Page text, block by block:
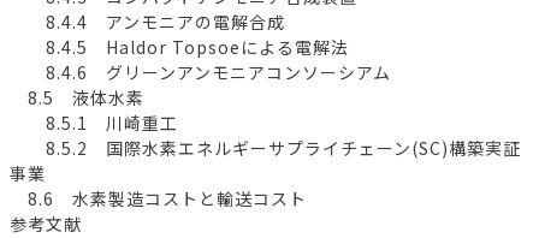
8.4.4 アンモニアの電解合成
8.4.5 Haldor Topsoeによる電解法
8.4.6 グリーンアンモニアコンソーシアム
8.5 液体水素
8.5.1 川崎重工
8.5.2 国際水素エネルギーサプライチェーン(SC)構築実証
事業
8.6 水素製造コストと輸送コスト
参考文献